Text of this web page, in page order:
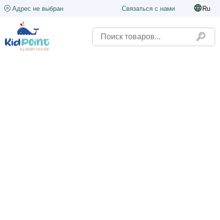
Адрес не выбран Связаться с нами Ru